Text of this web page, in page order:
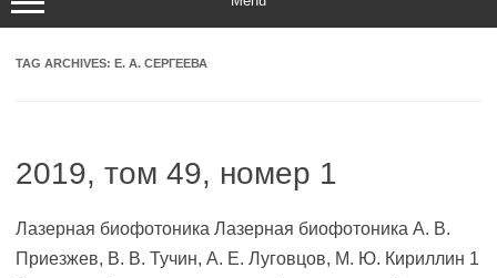
TAG ARCHIVES: Е. А. СЕРГЕЕВА
2019, том 49, номер 1
Лазерная биофотоника Лазерная биофотоника А. В.
Приезжев, В. В. Тучин, А. Е. Луговцов, М. Ю. Кириллин 1